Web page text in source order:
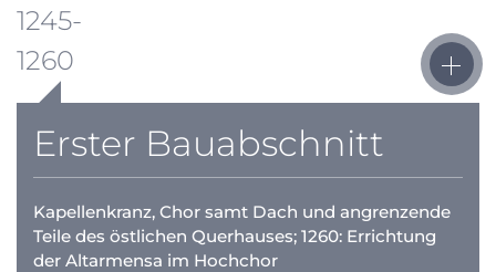
1245-
1260
Erster Bauabschnitt
Kapellenkranz, Chor samt Dach und angrenzende
Teile des östlichen Querhauses; 1260: Errichtung
der Altarmensa im Hochchor